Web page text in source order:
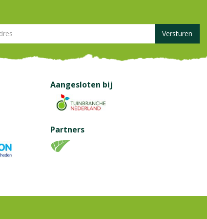
Aangesloten bij
Partners